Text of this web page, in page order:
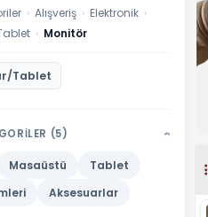
› Alışveriş › Elektronik ›
› Monitör
Tablet
(5) ›
Masaüstü
Tablet
Aksesuarlar